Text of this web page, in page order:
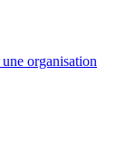
organisation